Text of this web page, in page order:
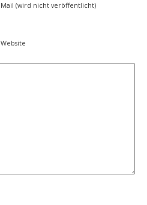
Mail (wird nicht veröffentlicht)
Website